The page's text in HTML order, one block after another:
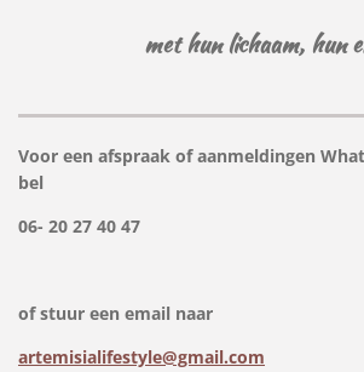
met hun lichaam, hun
Voor een afspraak of aanmeldingen
bel
06- 20 27 40 47
of stuur een email naar
artemisialifestyle@gmail.com